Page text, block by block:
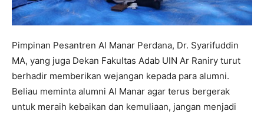
Pimpinan Pesantren Al Manar Perdana, Dr. Syarifuddin
MA, yang juga Dekan Fakultas Adab UIN Ar Raniry turut
berhadir memberikan wejangan kepada para alumni.
Beliau meminta alumni Al Manar agar terus bergerak
untuk meraih kebaikan dan kemuliaan, jangan menjadi